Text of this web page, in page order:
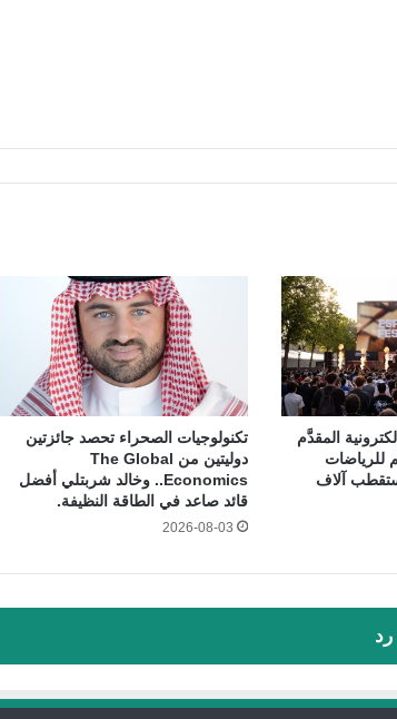
المقدَّم
للرياضات
2026م يستقطب آلاف
تكنولوجيات الصحراء تحصد جائزتين
دوليتين من The Global
Economics.. وخالد شربتلي أفضل
قائد صاعد في الطاقة النظيفة.
2026-08-03
رد